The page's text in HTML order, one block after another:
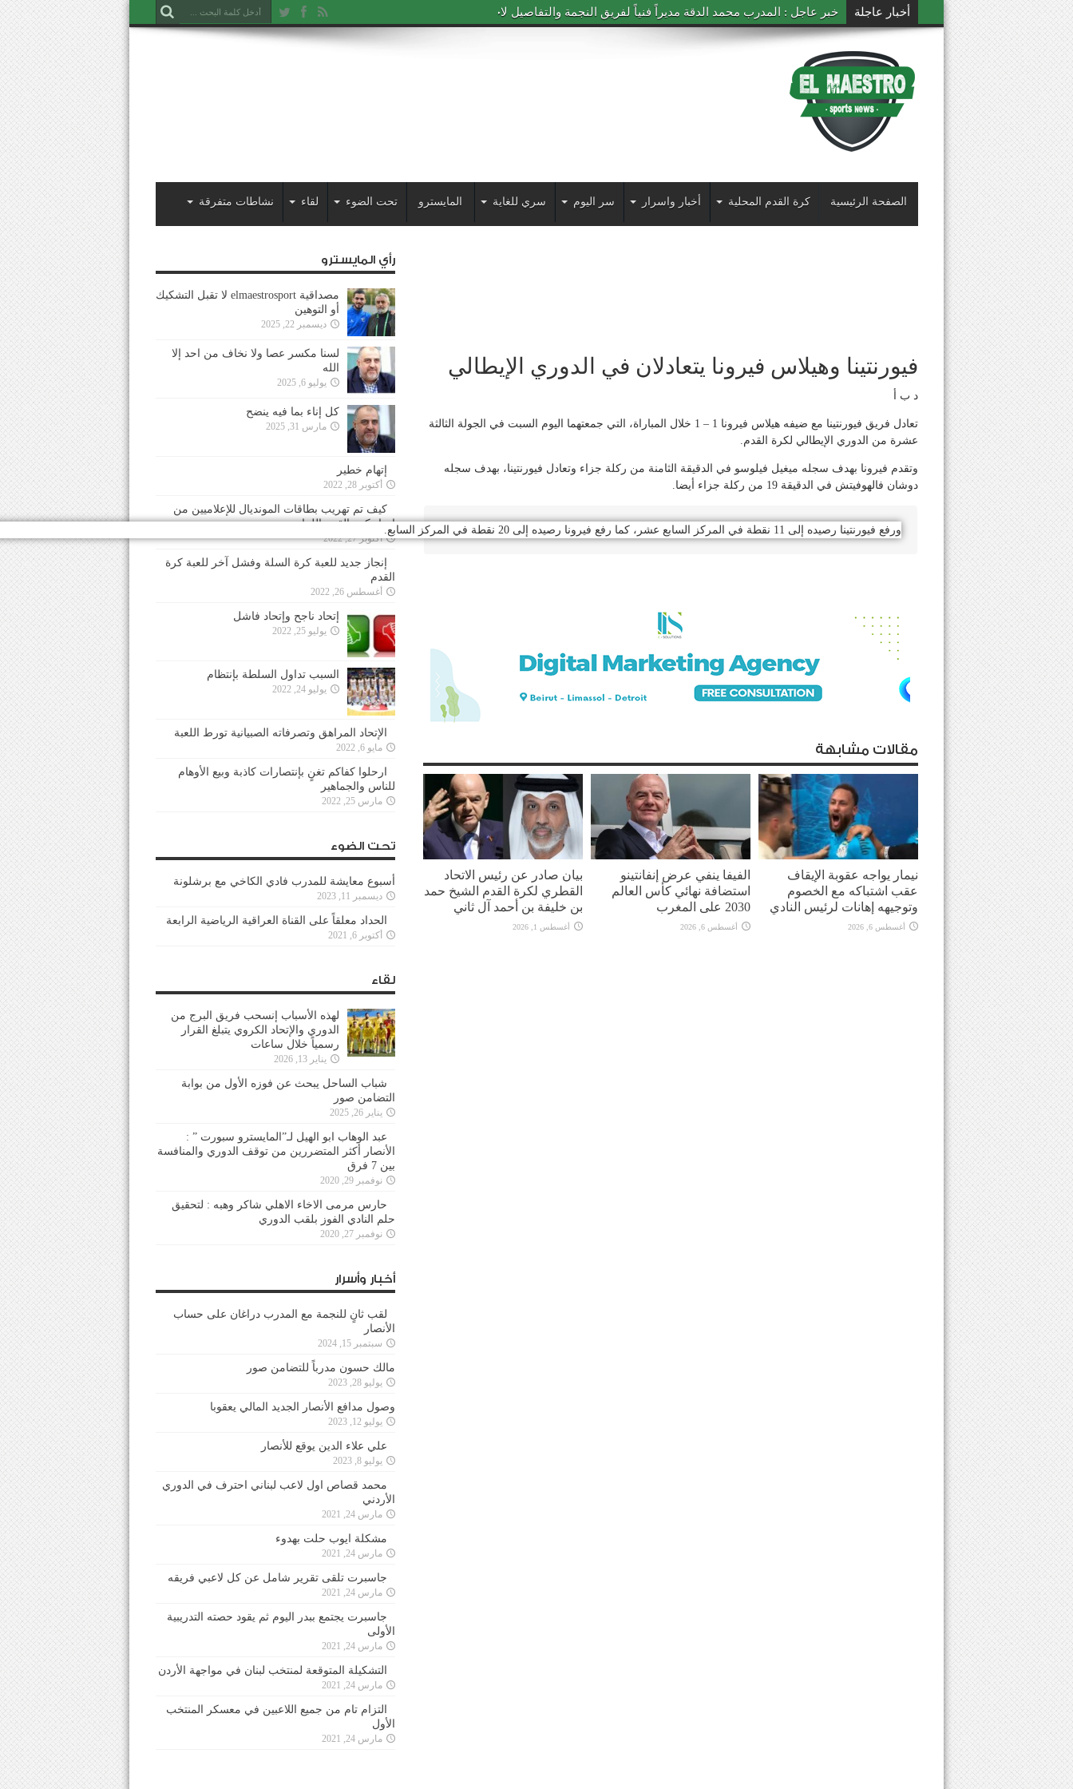
أخبار عاجلة خبر عاجل : المدرب محمد الدقة مديراً فنياً لفريق النجمة والتفاصيل لاحقاً
الصفحة الرئيسية كرة القدم المحلية أخبار واسرار سر اليوم سري للغاية المايسترو تحت الضوء لقاء نشاطات متفرقة
فيورنتينا وهيلاس فيرونا يتعادلان في الدوري الإيطالي
د ب أ
تعادل فريق فيورنتينا مع ضيفه هيلاس فيرونا 1 – 1 خلال المباراة، التي جمعتهما اليوم السبت في الجولة الثالثة
عشرة من الدوري الإيطالي لكرة القدم.
وتقدم فيرونا بهدف سجله ميغيل فيلوسو في الدقيقة الثامنة من ركلة جزاء وتعادل فيورنتينا، بهدف سجله
دوشان فالهوفيتش في الدقيقة 19 من ركلة جزاء أيضا.
ورفع فيورنتينا رصيده إلى 11 نقطة في المركز السابع عشر، كما رفع فيرونا رصيده إلى 20 نقطة في المركز السابع.
مقالات مشابهة
نيمار يواجه عقوبة الإيقاف
عقب اشتباكه مع الخصوم
وتوجيهه إهانات لرئيس النادي
أغسطس 6, 2026
الفيفا ينفي عرض إنفانتينو
استضافة نهائي كأس العالم
2030 على المغرب
أغسطس 6, 2026
بيان صادر عن رئيس الاتحاد
القطري لكرة القدم الشيخ حمد
بن خليفة بن أحمد آل ثاني
أغسطس 1, 2026
رأي المايسترو
مصداقية elmaestrosport لا تقبل التشكيك
أو التوهين
ديسمبر 22, 2025
لسنا مكسر عصا ولا نخاف من احد إلا
الله
يوليو 6, 2025
كل إناء بما فيه ينضح
مارس 31, 2025
إتهام خطير
أكتوبر 28, 2022
كيف تم تهريب بطاقات المونديال للإعلاميين من
إتحاد كرة القدم اللبناني
أكتوبر 27, 2022
إنجاز جديد للعبة كرة السلة وفشل آخر للعبة كرة
القدم
أغسطس 26, 2022
إتحاد ناجح وإتحاد فاشل
يوليو 25, 2022
السبب تداول السلطة بإنتظام
يوليو 24, 2022
الإتحاد المراهق وتصرفاته الصبيانية تورط اللعبة
مايو 6, 2022
ارحلوا كفاكم تغنٍ بإنتصارات كاذبة وبيع الأوهام
للناس والجماهير
مارس 25, 2022
تحت الضوء
أسبوع معايشة للمدرب فادي الكاخي مع برشلونة
ديسمبر 11, 2023
الحداد معلقاً على القناة العراقية الرياضية الرابعة
أكتوبر 6, 2021
لقاء
لهذه الأسباب إنسحب فريق البرج من
الدوري والإتحاد الكروي يتبلغ القرار
رسمياً خلال ساعات
يناير 13, 2026
شباب الساحل يبحث عن فوزه الأول من بوابة
التضامن صور
يناير 26, 2025
عبد الوهاب ابو الهيل لـ”المايسترو سبورت ” :
الأنصار أكثر المتضررين من توقف الدوري والمنافسة
بين 7 فرق
نوفمبر 29, 2020
حارس مرمى الاخاء الاهلي شاكر وهبه : لتحقيق
حلم النادي الفوز بلقب الدوري
نوفمبر 27, 2020
أخبار وأسرار
لقب ثانٍ للنجمة مع المدرب دراغان على حساب
الأنصار
سبتمبر 15, 2024
مالك حسون مدرباً للتضامن صور
يوليو 28, 2023
وصول مدافع الأنصار الجديد المالي يعقوبا
يوليو 12, 2023
علي علاء الدين يوقع للأنصار
يوليو 8, 2023
محمد قصاص اول لاعب لبناني احترف في الدوري
الأردني
مارس 24, 2021
مشكلة ايوب حلت بهدوء
مارس 24, 2021
جاسبرت تلقى تقرير شامل عن كل لاعبي فريقه
مارس 24, 2021
جاسبرت يجتمع ببدر اليوم ثم يقود حصته التدريبية
الأولى
مارس 24, 2021
التشكيلة المتوقعة لمنتخب لبنان في مواجهة الأردن
مارس 24, 2021
التزام تام من جميع اللاعبين في معسكر المنتخب
الأول
مارس 24, 2021